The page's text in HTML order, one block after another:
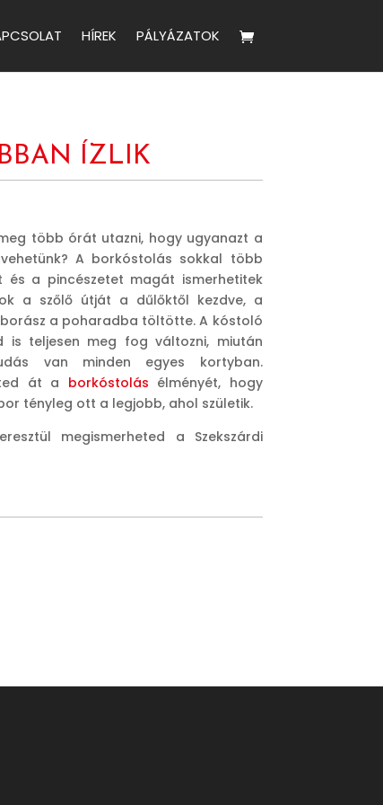
HÍREK PÁLYÁZATOK
ÍZLIK
több órát utazni, hogy ugyanazt a
A borkóstolás sokkal több
és a pincészetet magát ismerhetitek
a szőlő útját a dűlőktől kezdve, a
a poharadba töltötte. A kóstoló
is teljesen meg fog változni, miután
van minden egyes kortyban.
át a borkóstolás élményét, hogy
tényleg ott a legjobb, ahol születik.
megismerheted a Szekszárdi